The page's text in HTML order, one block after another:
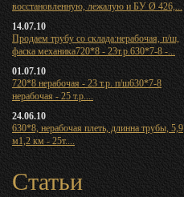
восстановленную, лежалую и БУ Ø 426,...
14.07.10
Продаем трубу со склада:нерабочая, п/ш,
фаска механика720*8 - 23т.р.630*7-8 -...
01.07.10
720*8 нерабочая - 23 т.р. п/ш630*7-8
нерабочая - 25 т.р....
24.06.10
630*8, нерабочая плеть, длинна трубы, 5,9
м1,2 км - 25т....
Статьи